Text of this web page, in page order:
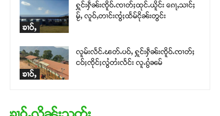
ၶၢဝ်ႇ
ႁူင်းႁဵၼ်းၸိူဝ်ႉၸၢတ်ႈထုင်ႉယိူင်း ၵေႃႇသၢင်ႈ
မႂ်ႇ လူဝ်ႇတၢင်းၸွႆႈထႅမ်ငိုၼ်းတွင်း
ၶၢဝ်ႇ
လူမ်းလႅင်ႉၽတ်ႉပဝ်ႇ ႁူင်းႁဵၼ်းၸိူဝ်ႉၸၢတ်ႈ
ငဝ်ႈၸိုင်ႈလွႆတႆးလႅင်း လူႉၵွႆၼမ်